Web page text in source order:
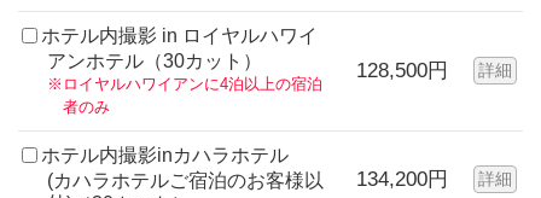
ホテル内撮影 in ロイヤルハワイ
アンホテル（30カット）
※ロイヤルハワイアンに4泊以上の宿泊
者のみ
128,500円 詳細
ホテル内撮影inカハラホテル
(カハラホテルご宿泊のお客様以
134,200円 詳細